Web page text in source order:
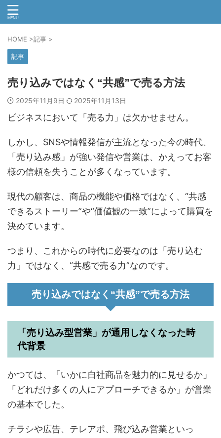
HOME >記事 >
記事
売り込みではなく“共感”で売る方法
2025年11月9日 2025年11月13日
ビジネスにおいて「売る力」は欠かせません。
しかし、SNSや情報発信が主流となった今の時代、
「売り込み感」が強い発信や営業は、かえってお客
様の信頼を失うことが多くなっています。
現代の顧客は、商品の機能や価格ではなく、“共感
できるストーリー”や“価値観の一致”によって購買を
決めています。
つまり、これからの時代に必要なのは「売り込む
力」ではなく、“共感で売る力”なのです。
売り込みではなく“共感”で売る方法
「売り込み型営業」が通用しなくなった時
代背景
かつては、「いかに自社商品を魅力的に見せるか」
「どれだけ多くの人にアプローチできるか」が営業
の基本でした。
チラシや広告、テレアポ、飛び込み営業といっ